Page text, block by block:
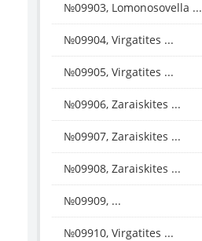
№09903, Lomonosovella ...
№09904, Virgatites ...
№09905, Virgatites ...
№09906, Zaraiskites ...
№09907, Zaraiskites ...
№09908, Zaraiskites ...
№09909, ...
№09910, Virgatites ...